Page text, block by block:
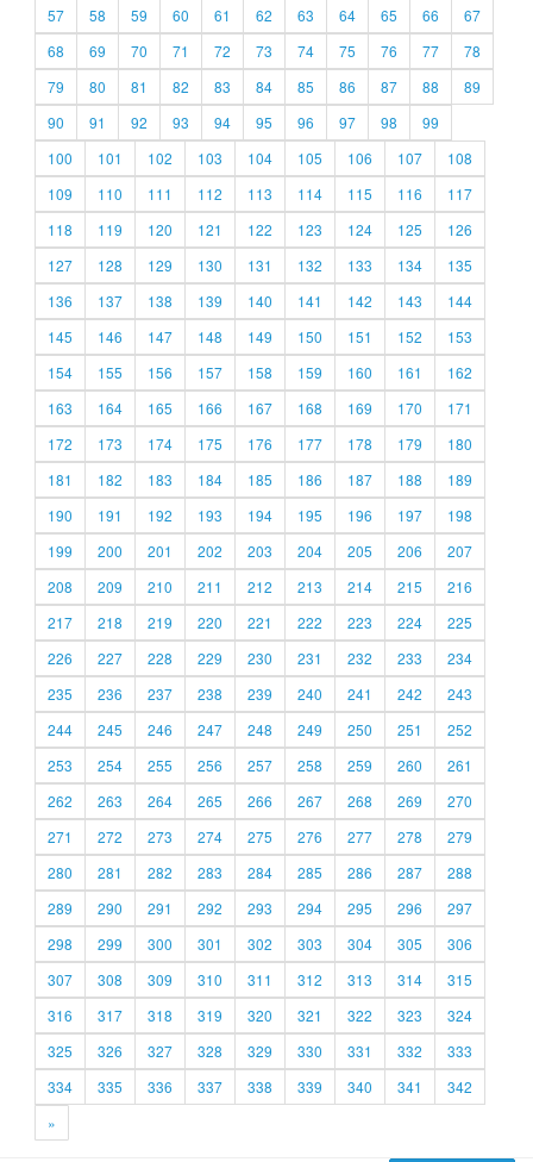
57
58 59 60 61 62 63 64 65 66
67
68
69 70 71 72 73 74 75 76 77
78
79
80 81 82 83 84 85 86 87 88
89
90
91 92 93 94 95 96 97 98
99
100
101 102 103 104 105 106 107
108
109
110 111 112 113 114 115 116
117
118
119 120 121 122 123 124 125
126
127
128 129 130 131 132 133 134
135
136
137 138 139 140 141 142 143
144
145
146 147 148 149 150 151 152
153
154
155 156 157 158 159 160 161
162
163
164 165 166 167 168 169 170
171
172
173 174 175 176 177 178 179
180
181
182 183 184 185 186 187 188
189
190
191 192 193 194 195 196 197
198
199
200 201 202 203 204 205 206
207
208
209 210 211 212 213 214 215
216
217
218 219 220 221 222 223 224
225
226
227 228 229 230 231 232 233
234
235
236 237 238 239 240 241 242
243
244
245 246 247 248 249 250 251
252
253
254 255 256 257 258 259 260
261
262
263 264 265 266 267 268 269
270
271
272 273 274 275 276 277 278
279
280
281 282 283 284 285 286 287
288
289
290 291 292 293 294 295 296
297
298
299 300 301 302 303 304 305
306
307
308 309 310 311 312 313 314
315
316
317 318 319 320 321 322 323
324
325
326 327 328 329 330 331 332
333
334
335 336 337 338 339 340 341
342
»